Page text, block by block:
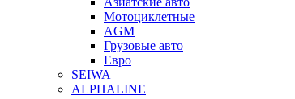
Мотоциклетные
AGM
Грузовые авто
Евро
SEIWA
ALPHALINE